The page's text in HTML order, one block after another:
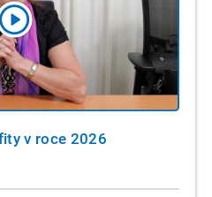
v roce 2026